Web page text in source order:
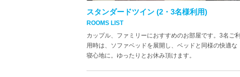
スタンダードツイン (2・3名様利用)
ROOMS LIST
カップル、ファミリーにおすすめのお部屋です。3名ご利
用時は、ソファベッドを展開し、ベッドと同様の快適な
寝心地に。ゆったりとお休み頂けます。